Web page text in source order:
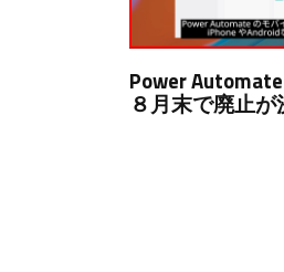
Power
８月末で廃止が